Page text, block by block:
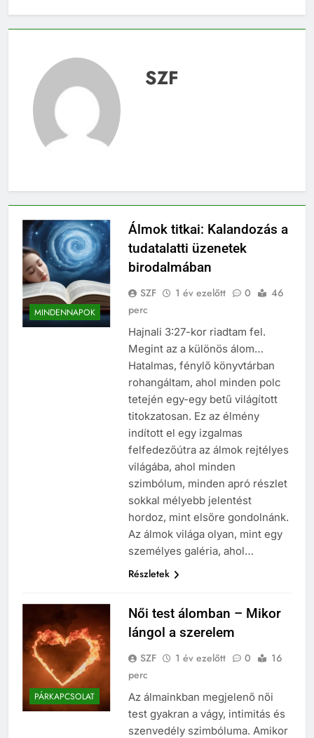
SZF
MINDENNAPOK
Álmok titkai: Kalandozás a
tudatalatti üzenetek
birodalmában
SZF 1 év ezelőtt 0
46
perc
Hajnali 3:27-kor riadtam fel.
Megint az a különös álom…
Hatalmas, fénylő könyvtárban
rohangáltam, ahol minden polc
tetején egy-egy betű világított
titokzatosan. Ez az élmény
indított el egy izgalmas
felfedezőútra az álmok rejtélyes
világába, ahol minden
szimbólum, minden apró részlet
sokkal mélyebb jelentést
hordoz, mint elsőre gondolnánk.
Az álmok világa olyan, mint egy
személyes galéria, ahol…
Részletek
PÁRKAPCSOLAT
Női test álomban – Mikor
lángol a szerelem
SZF 1 év ezelőtt 0
16
perc
Az álmainkban megjelenő női
test gyakran a vágy, intimitás és
szenvedély szimbóluma. Amikor